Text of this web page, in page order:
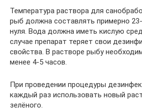
Температура раствора для
рыб должна составлять примерно
нуля. Вода должна иметь кислую
случае препарат теряет свои
свойства. В растворе рыбу
менее 4-5 часов.
При проведении процедуры
каждый раз использовать новый
зелёного.